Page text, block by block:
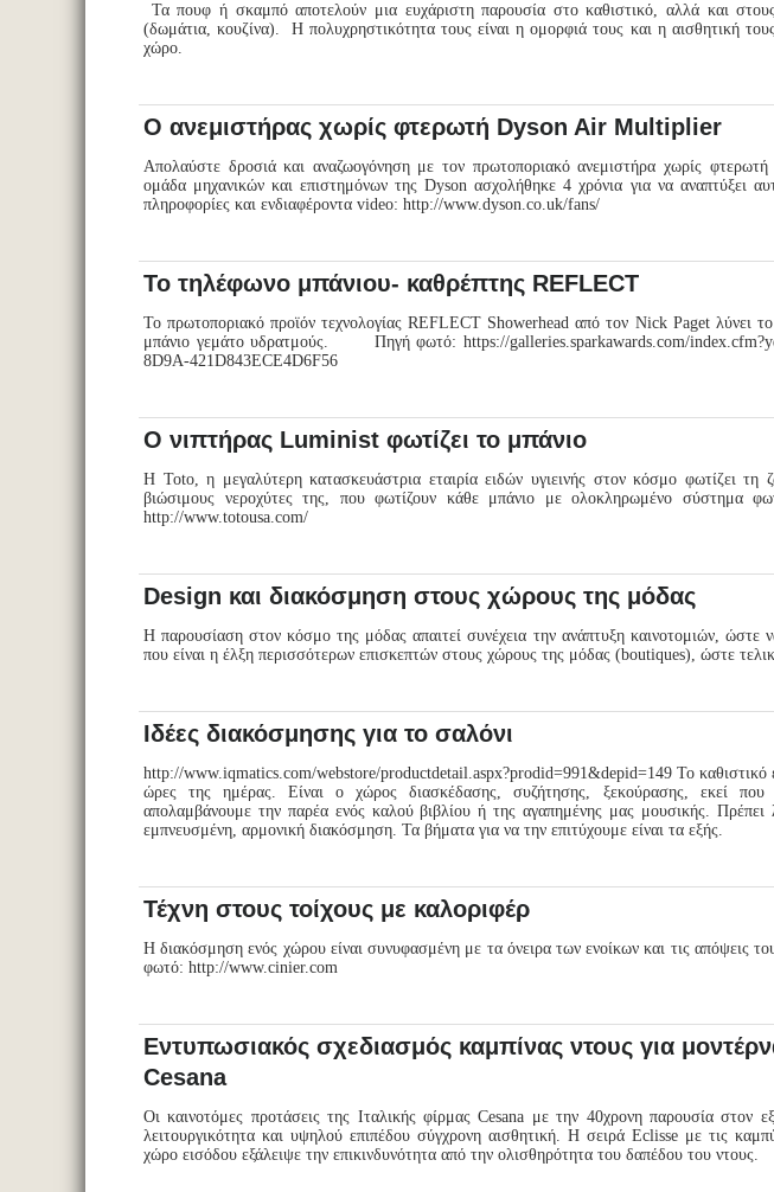
Τα πουφ ή σκαμπό αποτελούν μια ευχάριστη παρουσία στο καθιστικό, αλλά και
(δωμάτια, κουζίνα). Η πολυχρηστικότητα τους είναι η ομορφιά τους και η αισθητική
χώρο.
Ο ανεμιστήρας χωρίς φτερωτή Dyson Air Multiplier
Απολαύστε δροσιά και αναζωογόνηση με τον πρωτοποριακό ανεμιστήρα χωρίς
ομάδα μηχανικών και επιστημόνων της Dyson ασχολήθηκε 4 χρόνια για να αναπτύξει
πληροφορίες και ενδιαφέροντα video: http://www.dyson.co.uk/fans/
Το τηλέφωνο μπάνιου- καθρέπτης REFLECT
Το πρωτοποριακό προϊόν τεχνολογίας REFLECT Showerhead από τον Nick Paget λύνει
μπάνιο γεμάτο υδρατμούς. Πηγή φωτό: https://galleries.sparkawards.com/
8D9A-421D843ECE4D6F56
Ο νιπτήρας Luminist φωτίζει το μπάνιο
Η Toto, η μεγαλύτερη κατασκευάστρια εταιρία ειδών υγιεινής στον κόσμο φωτίζει τη
βιώσιμους νεροχύτες της, που φωτίζουν κάθε μπάνιο με ολοκληρωμένο
http://www.totousa.com/
Design και διακόσμηση στους χώρους της μόδας
Η παρουσίαση στον κόσμο της μόδας απαιτεί συνέχεια την ανάπτυξη καινοτομιών, ώστε
που είναι η έλξη περισσότερων επισκεπτών στους χώρους της μόδας (boutiques), ώστε
Ιδέες διακόσμησης για το σαλόνι
http://www.iqmatics.com/webstore/productdetail.aspx?prodid=991&depid=149 Το καθιστικό
ώρες της ημέρας. Είναι ο χώρος διασκέδασης, συζήτησης, ξεκούρασης, εκεί
απολαμβάνουμε την παρέα ενός καλού βιβλίου ή της αγαπημένης μας μουσικής. Πρέπει
εμπνευσμένη, αρμονική διακόσμηση. Τα βήματα για να την επιτύχουμε είναι τα εξής.
Τέχνη στους τοίχους με καλοριφέρ
Η διακόσμηση ενός χώρου είναι συνυφασμένη με τα όνειρα των ενοίκων και τις απόψεις
φωτό: http://www.cinier.com
Εντυπωσιακός σχεδιασμός καμπίνας ντους για
Cesana
Οι καινοτόμες προτάσεις της Ιταλικής φίρμας Cesana με την 40χρονη παρουσία στον
λειτουργικότητα και υψηλού επιπέδου σύγχρονη αισθητική. Η σειρά Eclisse με τις
χώρο εισόδου εξάλειψε την επικινδυνότητα από την ολισθηρότητα του δαπέδου του ντους.